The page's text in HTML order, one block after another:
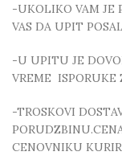
-UKOLIKO VAM JE
VAS DA UPIT
-U UPITU JE
VREME ISPORUKE
-TROSKOVI
CENOVNIKU